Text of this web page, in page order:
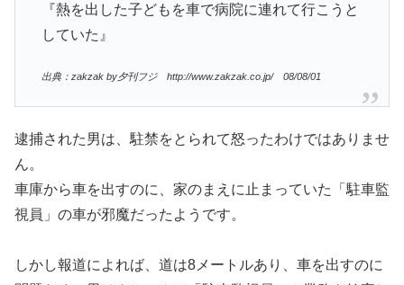
『熱を出した子どもを車で病院に連れて行こうと
していた』
出典：zakzak by夕刊フジ http://www.zakzak.co.jp/ 08/08/01
逮捕された男は、駐禁をとられて怒ったわけではありませ
ん。
車庫から車を出すのに、家のまえに止まっていた「駐車監
視員」の車が邪魔だったようです。
しかし報道によれば、道は8メートルあり、車を出すのに